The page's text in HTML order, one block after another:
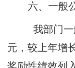
六、一般
我部门
元，较上年增